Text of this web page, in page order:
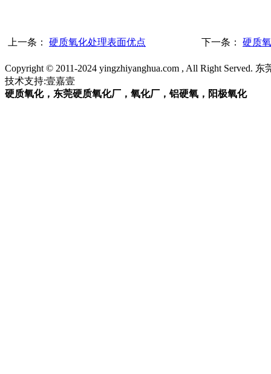
上一条： 硬质氧化处理表面优点 下一条： 硬质
Copyright © 2011-2024 yingzhiyanghua.com , All Right Served.
技术支持:壹嘉壹
硬质氧化，东莞硬质氧化厂，氧化厂，铝硬氧，阳极氧化